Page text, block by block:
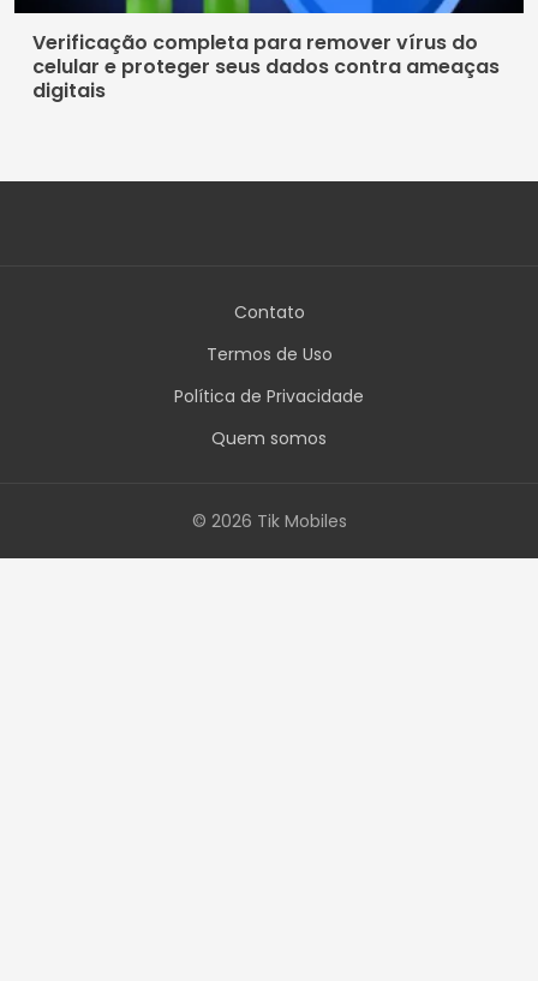
Verificação completa para remover vírus do
celular e proteger seus dados contra ameaças
digitais
Contato
Termos de Uso
Política de Privacidade
Quem somos
© 2026 Tik Mobiles